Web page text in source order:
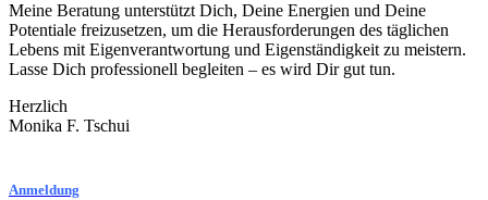
Meine Beratung unterstützt Dich, Deine Energien und Deine
Potentiale freizusetzen, um die Herausforderungen des täglichen
Lebens mit Eigenverantwortung und Eigenständigkeit zu meistern.
Lasse Dich professionell begleiten – es wird Dir gut tun.
Herzlich
Monika F. Tschui
Anmeldung